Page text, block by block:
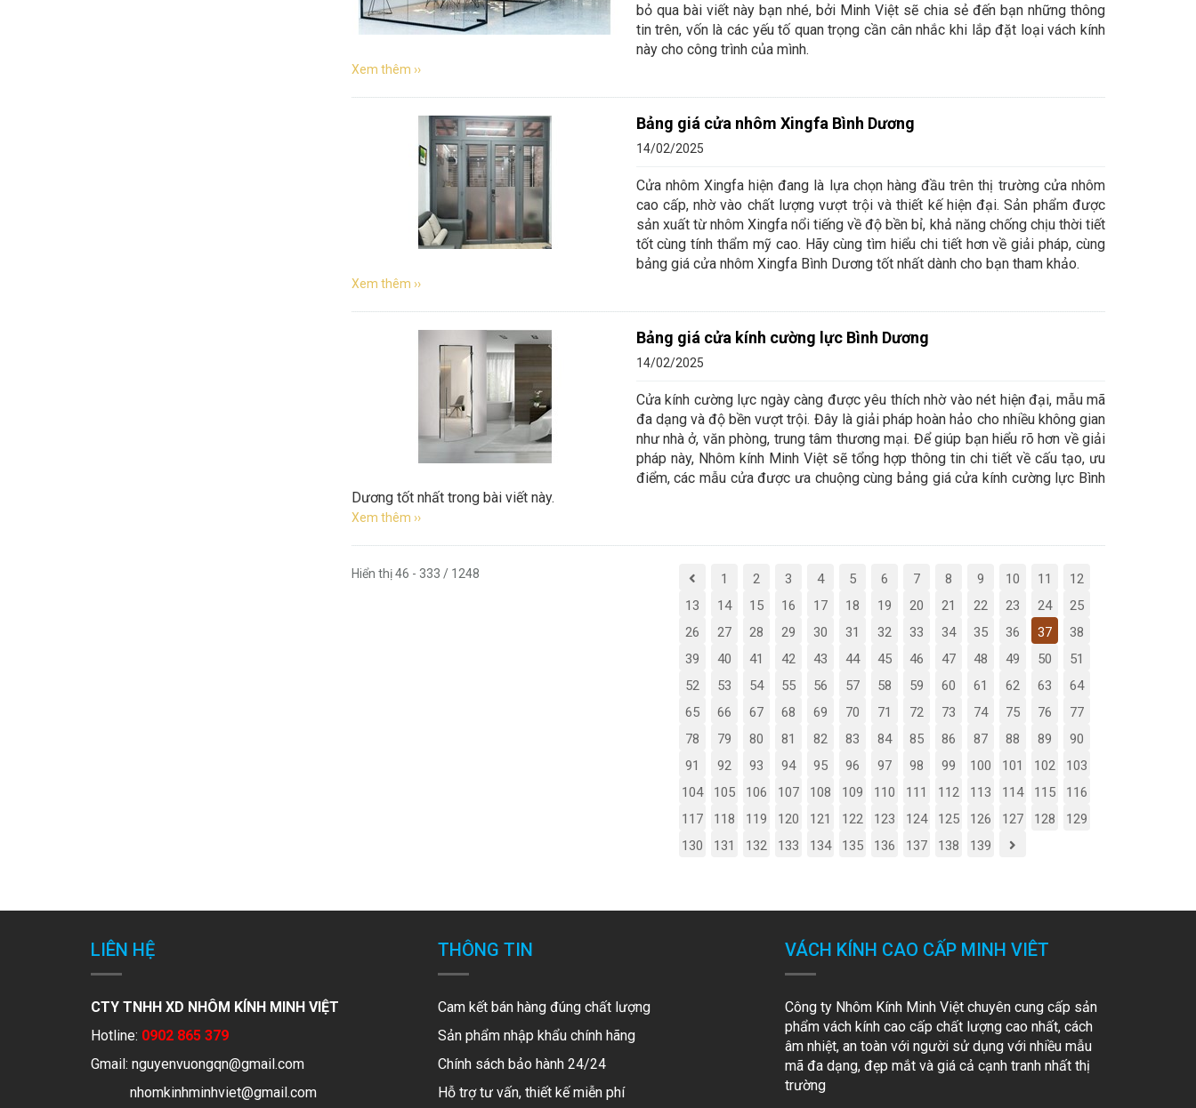
bỏ qua bài viết này bạn nhé, bởi Minh Việt sẽ chia sẻ đến bạn những thông
tin trên, vốn là các yếu tố quan trọng cần cân nhắc khi lắp đặt loại vách kính
này cho công trình của mình.
Xem thêm ››
Bảng giá cửa nhôm Xingfa Bình Dương
14/02/2025
Cửa nhôm Xingfa hiện đang là lựa chọn hàng đầu trên thị trường cửa nhôm
cao cấp, nhờ vào chất lượng vượt trội và thiết kế hiện đại. Sản phẩm được
sản xuất từ nhôm Xingfa nổi tiếng về độ bền bỉ, khả năng chống chịu thời tiết
tốt cùng tính thẩm mỹ cao. Hãy cùng tìm hiểu chi tiết hơn về giải pháp, cùng
bảng giá cửa nhôm Xingfa Bình Dương tốt nhất dành cho bạn tham khảo.
Xem thêm ››
Bảng giá cửa kính cường lực Bình Dương
14/02/2025
Cửa kính cường lực ngày càng được yêu thích nhờ vào nét hiện đại, mẫu mã
đa dạng và độ bền vượt trội. Đây là giải pháp hoàn hảo cho nhiều không gian
như nhà ở, văn phòng, trung tâm thương mại. Để giúp bạn hiểu rõ hơn về giải
pháp này, Nhôm kính Minh Việt sẽ tổng hợp thông tin chi tiết về cấu tạo, ưu
điểm, các mẫu cửa được ưa chuộng cùng bảng giá cửa kính cường lực Bình
Dương tốt nhất trong bài viết này.
Xem thêm ››
Hiển thị 46 - 333 / 1248 1 2 3 4 5 6 7 8 9 10 11
12
13
14 15 16 17 18 19 20 21 22 23 24
25
26
27 28 29 30 31 32 33 34 35 36 37
38
39
40 41 42 43 44 45 46 47 48 49 50
51
52
53 54 55 56 57 58 59 60 61 62 63
64
65
66 67 68 69 70 71 72 73 74 75 76
77
78
79 80 81 82 83 84 85 86 87 88 89
90
91
92 93 94 95 96 97 98 99 100 101 102
103
104
105 106 107 108 109 110 111 112 113 114 115
116
117
118 119 120 121 122 123 124 125 126 127 128
129
130
131 132 133 134 135 136 137 138 139
LIÊN HỆ
CTY TNHH XD NHÔM KÍNH MINH VIỆT
Hotline: 0902 865 379
Gmail: nguyenvuongqn@gmail.com
nhomkinhminhviet@gmail.com
THÔNG TIN
Cam kết bán hàng đúng chất lượng
Sản phẩm nhập khẩu chính hãng
Chính sách bảo hành 24/24
Hỗ trợ tư vấn, thiết kế miễn phí
VÁCH KÍNH CAO CẤP MINH VIÊT
Công ty Nhôm Kính Minh Việt chuyên cung cấp sản
phẩm vách kính cao cấp chất lượng cao nhất, cách
âm nhiệt, an toàn với người sử dụng với nhiều mẫu
mã đa dạng, đẹp mắt và giá cả cạnh tranh nhất thị
trường